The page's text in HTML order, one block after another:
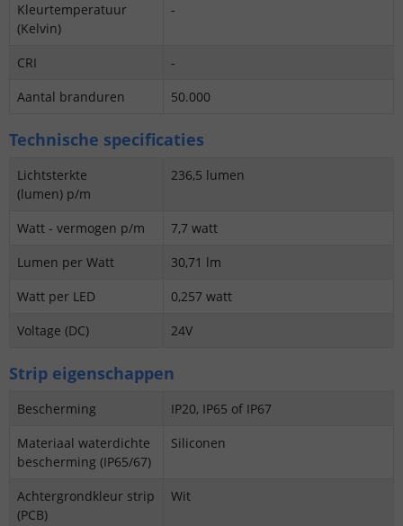
Kleurtemperatuur
(Kelvin)
-
CRI
-
Aantal branduren
50.000
Technische specificaties
Lichtsterkte
(lumen) p/m
236,5 lumen
Watt - vermogen p/m
7,7 watt
Lumen per Watt
30,71 lm
Watt per LED
0,257 watt
Voltage (DC)
24V
Strip eigenschappen
Bescherming
IP20, IP65 of IP67
Materiaal waterdichte
bescherming (IP65/67)
Siliconen
Achtergrondkleur strip
(PCB)
Wit